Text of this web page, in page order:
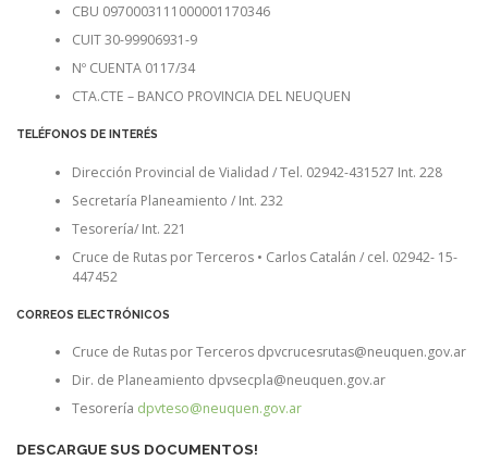
CBU 0970003111000001170346
CUIT 30-99906931-9
Nº CUENTA 0117/34
CTA.CTE – BANCO PROVINCIA DEL NEUQUEN
TELÉFONOS DE INTERÉS
Dirección Provincial de Vialidad / Tel. 02942-431527 Int. 228
Secretaría Planeamiento / Int. 232
Tesorería/ Int. 221
Cruce de Rutas por Terceros • Carlos Catalán / cel. 02942- 15-
447452
CORREOS ELECTRÓNICOS
Cruce de Rutas por Terceros dpvcrucesrutas@neuquen.gov.ar
Dir. de Planeamiento dpvsecpla@neuquen.gov.ar
Tesorería dpvteso@neuquen.gov.ar
DESCARGUE SUS DOCUMENTOS!